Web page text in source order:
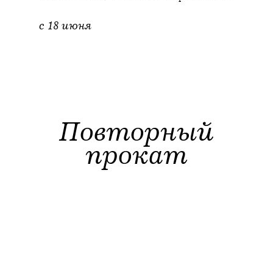
с 18 июня
Повторный
прокат